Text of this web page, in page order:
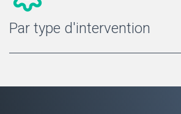
Par type d'intervention